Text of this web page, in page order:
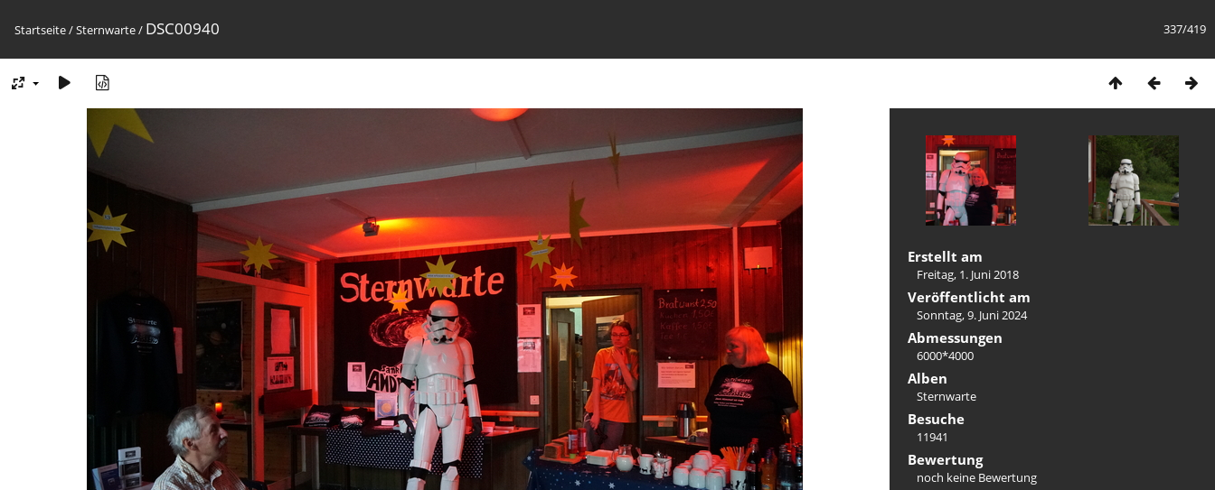
337/419
Startseite/Sternwarte/ DSC00940
Erstellt am
Freitag, 1. Juni 2018
Veröffentlicht am
Sonntag, 9. Juni 2024
Abmessungen
6000*4000
Alben
Sternwarte
Besuche
11941
Bewertung
noch keine Bewertung